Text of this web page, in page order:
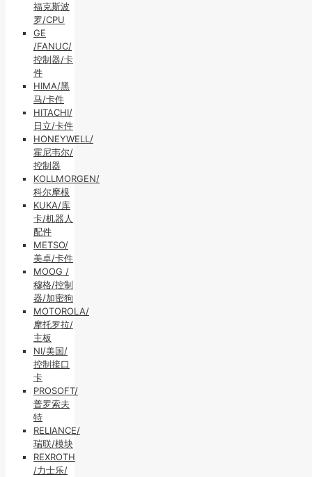
福克斯波
罗/CPU
GE
/FANUC/
控制器/卡
件
HIMA/黑
马/卡件
HITACHI/
日立/卡件
HONEYWELL/
霍尼韦尔/
控制器
KOLLMORGEN/
科尔摩根
KUKA/库
卡/机器人
配件
METSO/
美卓/卡件
MOOG /
穆格/控制
器/加密狗
MOTOROLA/
摩托罗拉/
主板
NI/美国/
控制接口
卡
PROSOFT/
普罗索夫
特
RELIANCE/
瑞联/模块
REXROTH
/力士乐/